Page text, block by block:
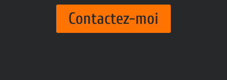
Contactez-moi